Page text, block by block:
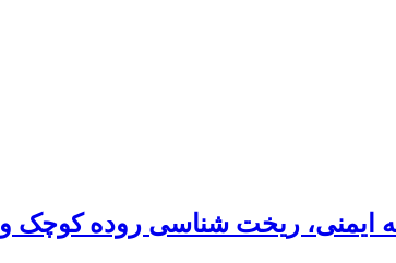
ایمنی، ریخت شناسی روده